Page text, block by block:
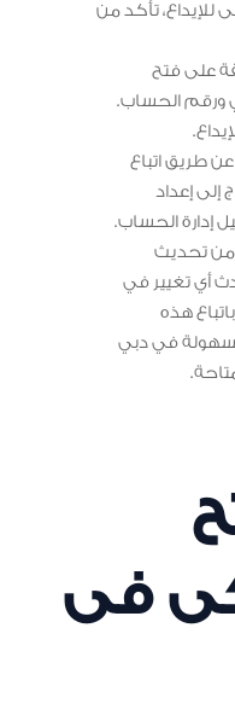
للإيداع، تأكد من
على فتح
ورقم الحساب.
طريق اتباع
إلى إعداد
إدارة الحساب.
من تحديث
أي تغيير في
هذه
في دبي
فى